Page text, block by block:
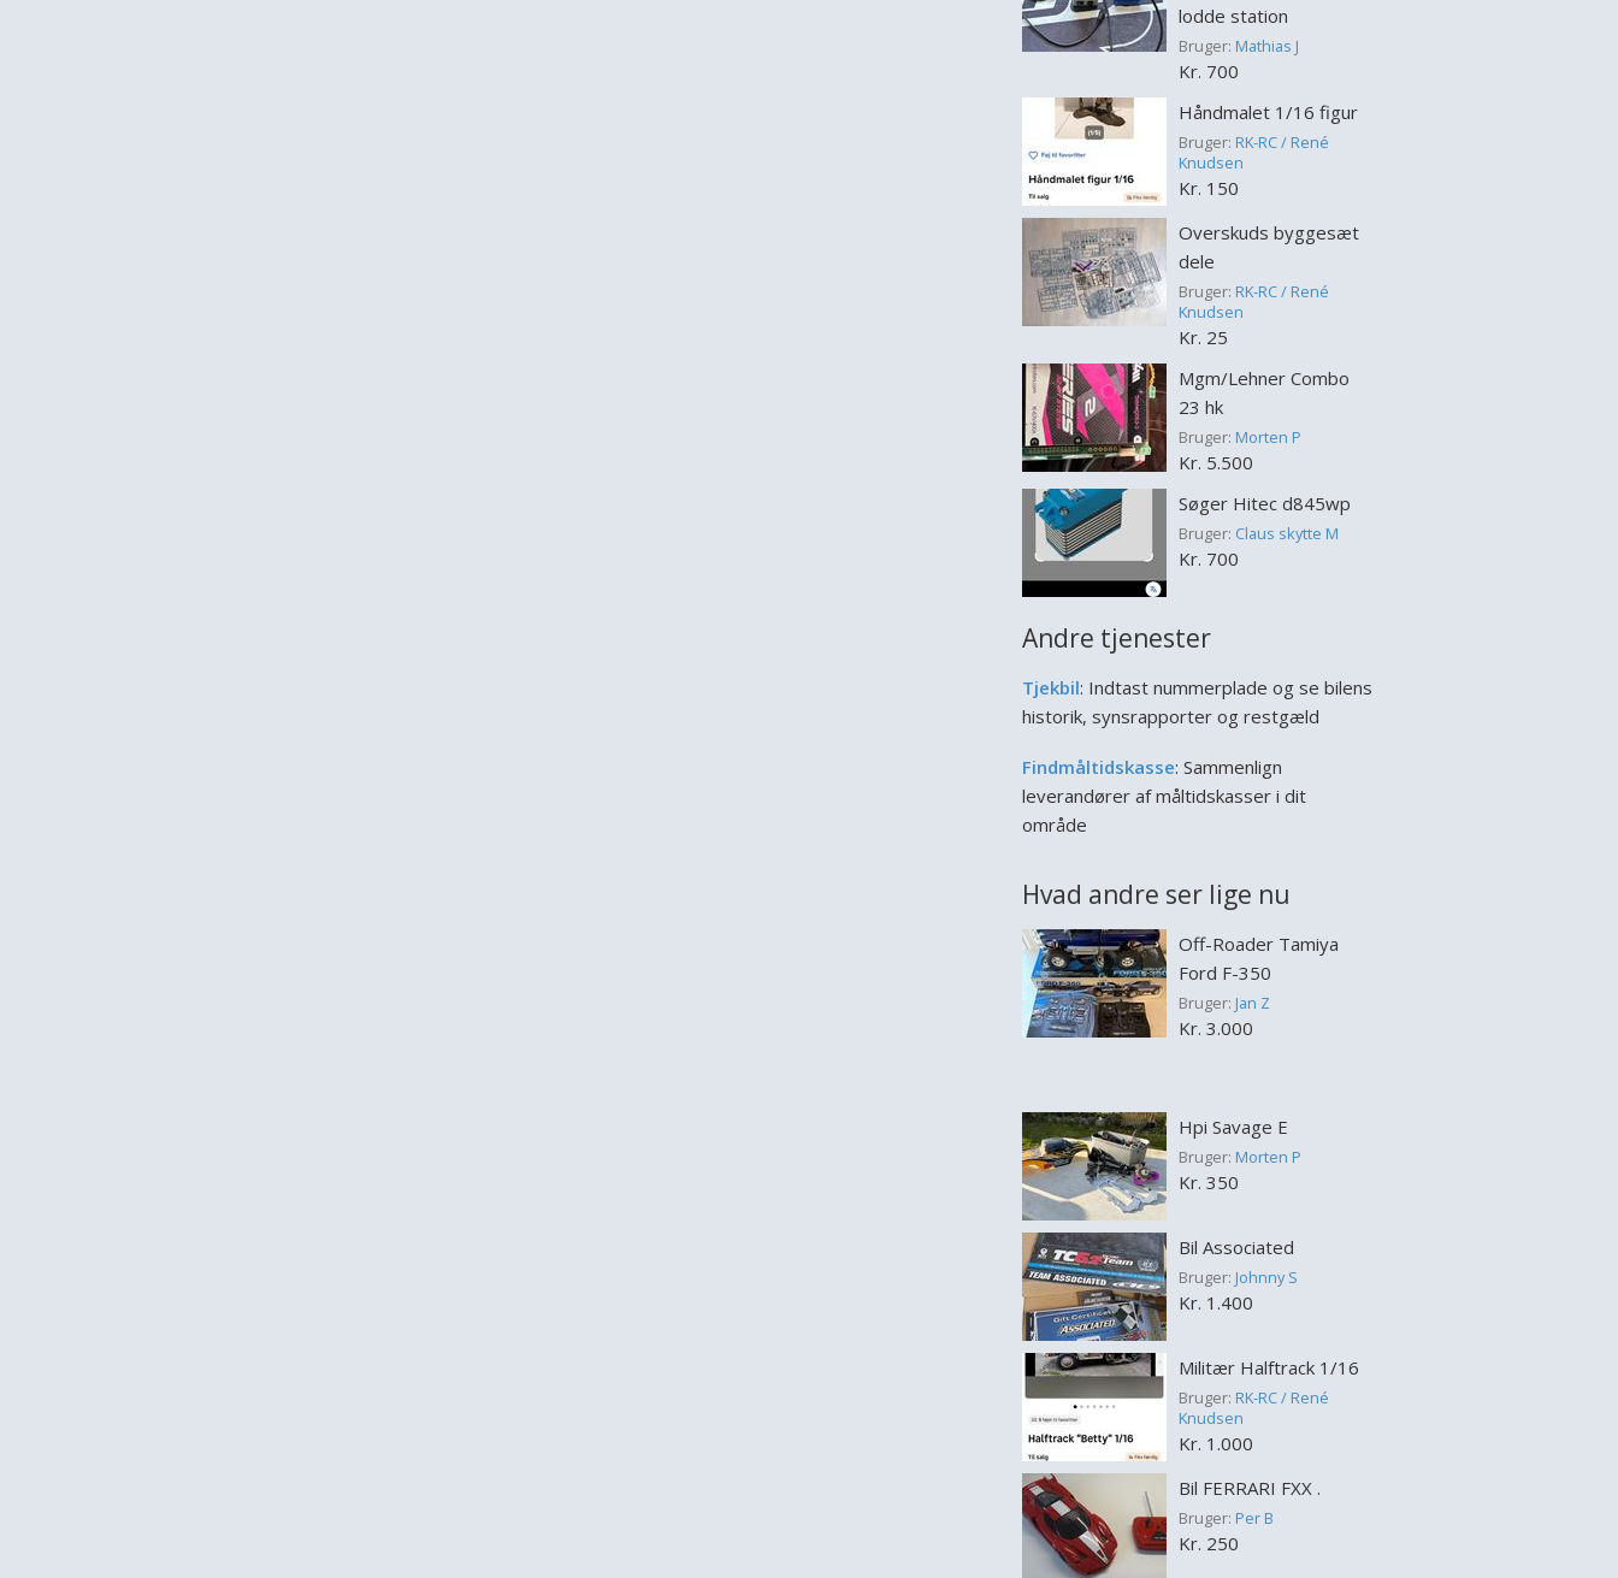
lodde station
Bruger: Mathias J
Kr. 700
Håndmalet 1/16 figur
Bruger: RK-RC / René
Knudsen
Kr. 150
Overskuds byggesæt
dele
Bruger: RK-RC / René
Knudsen
Kr. 25
Mgm/Lehner Combo
23 hk
Bruger: Morten P
Kr. 5.500
Søger Hitec d845wp
Bruger: Claus skytte M
Kr. 700
Andre tjenester
Tjekbil: Indtast nummerplade og se bilens
historik, synsrapporter og restgæld
Findmåltidskasse: Sammenlign
leverandører af måltidskasser i dit
område
Hvad andre ser lige nu
Off-Roader Tamiya
Ford F-350
Bruger: Jan Z
Kr. 3.000
Hpi Savage E
Bruger: Morten P
Kr. 350
Bil Associated
Bruger: Johnny S
Kr. 1.400
Militær Halftrack 1/16
Bruger: RK-RC / René
Knudsen
Kr. 1.000
Bil FERRARI FXX .
Bruger: Per B
Kr. 250